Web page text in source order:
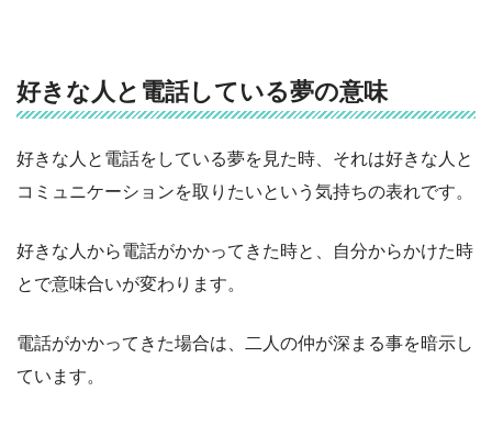
好きな人と電話している夢の意味
好きな人と電話をしている夢を見た時、それは好きな人と
コミュニケーションを取りたいという気持ちの表れです。
好きな人から電話がかかってきた時と、自分からかけた時
とで意味合いが変わります。
電話がかかってきた場合は、二人の仲が深まる事を暗示し
ています。